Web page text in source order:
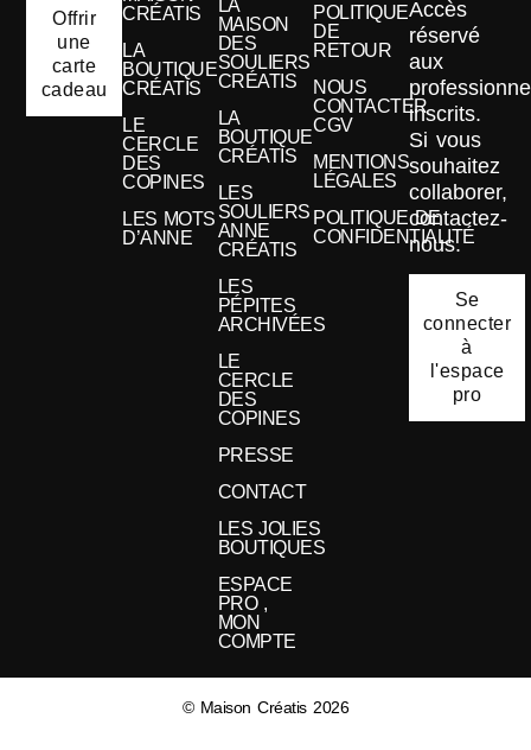
Offrir
une
carte
cadeau
CRÉATIS
LA
BOUTIQUE
CRÉATIS
LE
CERCLE
DES
COPINES
LES MOTS
D’ANNE
LA
MAISON
DES
SOULIERS
CRÉATIS
LA
BOUTIQUE
CRÉATIS
LES
SOULIERS
ANNE
CRÉATIS
LES
PÉPITES
ARCHIVÉES
LE
CERCLE
DES
COPINES
PRESSE
CONTACT
LES JOLIES
BOUTIQUES
ESPACE
PRO ,
MON
COMPTE
POLITIQUE
DE
RETOUR
NOUS
CONTACTER
CGV
MENTIONS
LÉGALES
POLITIQUE DE
CONFIDENTIALITÉ
Accès
réservé
aux
inscrits.
Si vous
souhaitez
collaborer,
contactez-
nous.
Se
connecter
à
l'espace
pro
© Maison Créatis 2026